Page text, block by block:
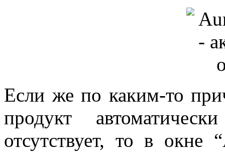
Если же по каким-то
продукт
отсутствует, то в окне